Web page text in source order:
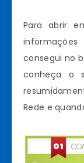
Para abrir
consegui no
conheça o
Rede e